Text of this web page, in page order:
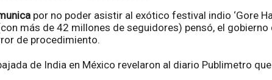
por no poder asistir al exótico festival indio ‘Gore
más de 42 millones de seguidores) pensó, el
de procedimiento.
de India en México revelaron al diario Publimetro